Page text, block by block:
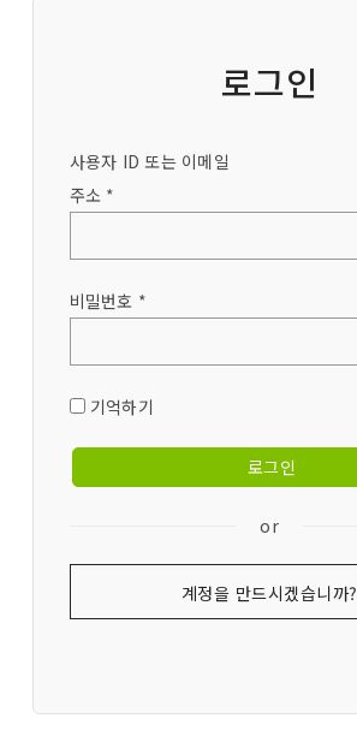
로그인
사용자 ID 또는 이메일
주소 *
비밀번호 *
기억하기
or
계정을 만드시겠습니까?